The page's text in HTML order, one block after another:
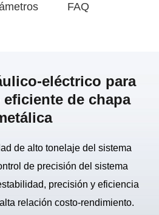
FAQ
eléctrico para
de chapa
de alto tonelaje del sistema
de precisión del sistema
precisión y eficiencia
relación costo-rendimiento.